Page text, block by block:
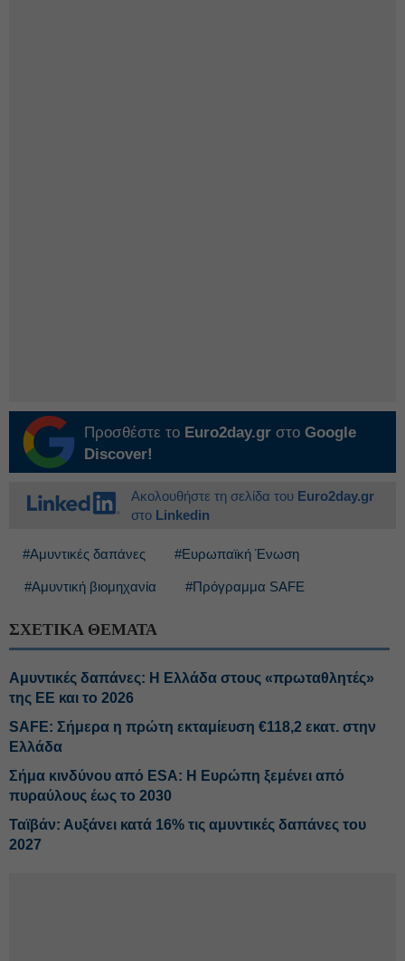
Προσθέστε το Euro2day.gr στο Google
Discover!
Ακολουθήστε τη σελίδα του Euro2day.gr
στο Linkedin
#Αμυντικές δαπάνες #Ευρωπαϊκή Ένωση
#Αμυντική βιομηχανία #Πρόγραμμα SAFE
ΣΧΕΤΙΚΑ ΘΕΜΑΤΑ
Αμυντικές δαπάνες: Η Ελλάδα στους «πρωταθλητές»
της ΕΕ και το 2026
SAFE: Σήμερα η πρώτη εκταμίευση €118,2 εκατ. στην
Ελλάδα
Σήμα κινδύνου από ESA: Η Ευρώπη ξεμένει από
πυραύλους έως το 2030
Ταϊβάν: Αυξάνει κατά 16% τις αμυντικές δαπάνες του
2027